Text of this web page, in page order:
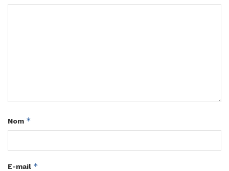
Nom *
E-mail *